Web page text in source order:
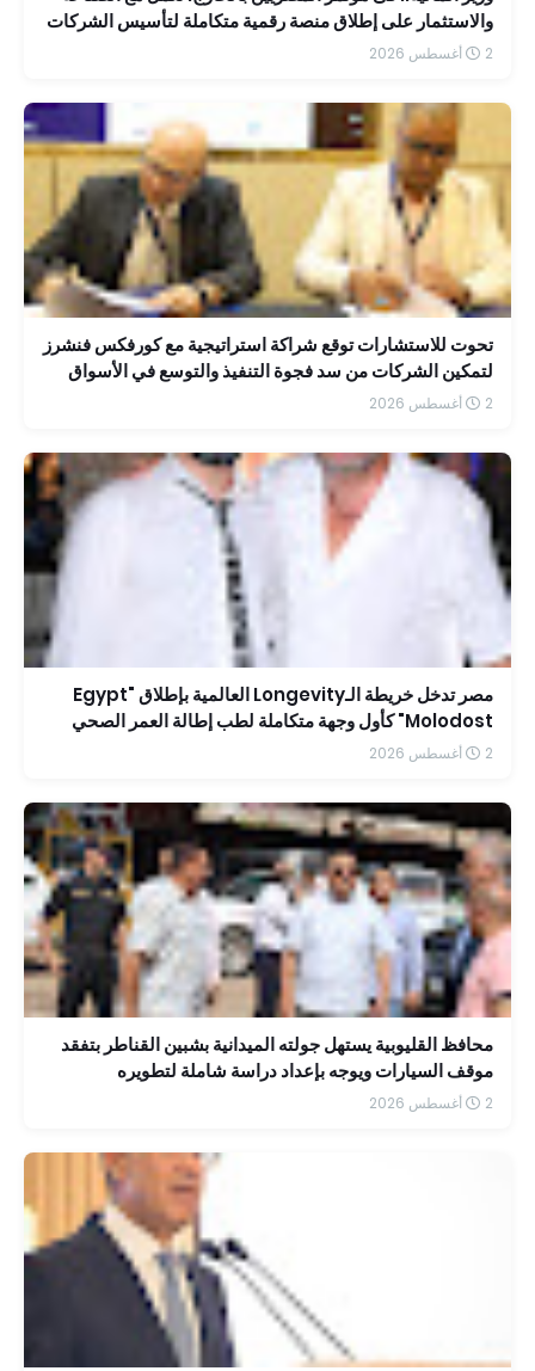
والاستثمار على إطلاق منصة رقمية متكاملة لتأسيس الشركات
بسهولة
2 أغسطس 2026
تحوت للاستشارات توقع شراكة استراتيجية مع كورفكس فنشرز
لتمكين الشركات من سد فجوة التنفيذ والتوسع في الأسواق
الإقليمية
2 أغسطس 2026
مصر تدخل خريطة الـLongevity العالمية بإطلاق "Egypt
Molodost" كأول وجهة متكاملة لطب إطالة العمر الصحي
2 أغسطس 2026
محافظ القليوبية يستهل جولته الميدانية بشبين القناطر بتفقد
موقف السيارات ويوجه بإعداد دراسة شاملة لتطويره
2 أغسطس 2026